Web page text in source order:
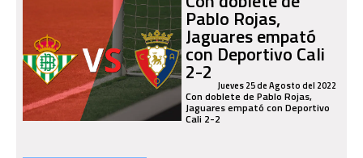
Pablo Rojas,
Jaguares empató
con Deportivo Cali
2-2 Jueves 25 de Agosto del 2022
Con doblete de Pablo Rojas,
Jaguares empató con Deportivo
Cali 2-2